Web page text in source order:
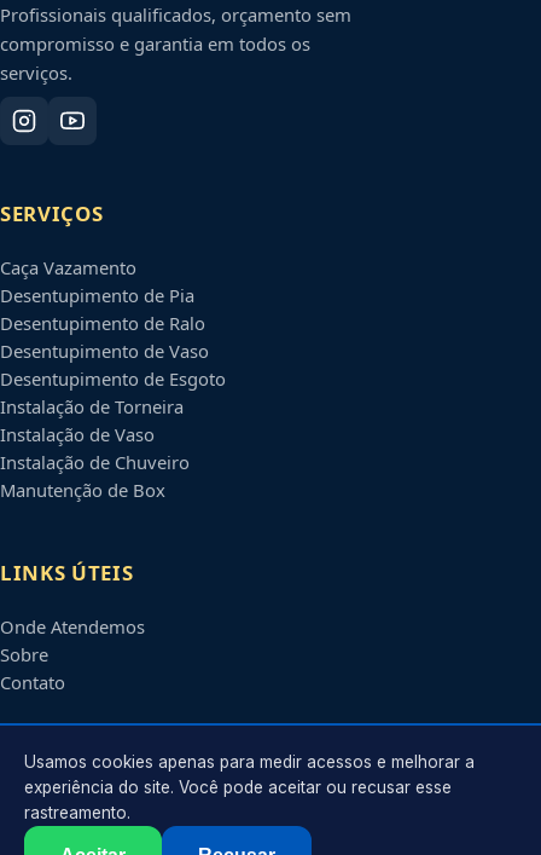
Profissionais qualificados, orçamento sem
compromisso e garantia em todos os
serviços.
SERVIÇOS
Caça Vazamento
Desentupimento de Pia
Desentupimento de Ralo
Desentupimento de Vaso
Desentupimento de Esgoto
Instalação de Torneira
Instalação de Vaso
Instalação de Chuveiro
Manutenção de Box
LINKS ÚTEIS
Onde Atendemos
Sobre
Contato
CONTATO
Atendimento em
contato@encanadoremmanaus.com.br
Usamos cookies apenas para medir acessos e melhorar a
experiência do site. Você pode aceitar ou recusar esse
rastreamento.